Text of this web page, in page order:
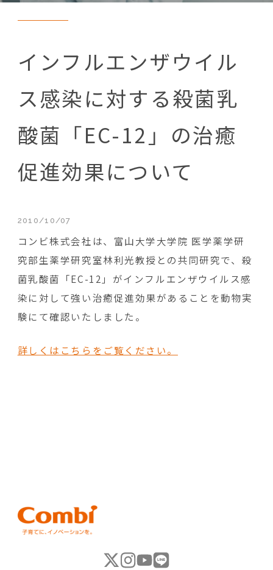
インフルエンザウイル
ス感染に対する殺菌乳
酸菌「EC-12」の治癒
促進効果について
2010/10/07
コンビ株式会社は、富山大学大学院 医学薬学研
究部生薬学研究室林利光教授との共同研究で、殺
菌乳酸菌「EC-12」がインフルエンザウイルス感
染に対して強い治癒促進効果があることを動物実
験にて確認いたしました。
詳しくはこちらをご覧ください。